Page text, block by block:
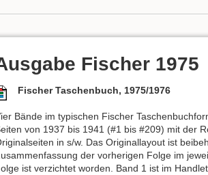
Fischer 1975
Fischer Taschenbuch, 1975/1976
Bände im typischen Fischer
von 1937 bis 1941 (#1 bis #209) mit der
in s/w. Das Originallayout ist
der vorherigen Folge im
ist verzichtet worden. Band 1 ist im